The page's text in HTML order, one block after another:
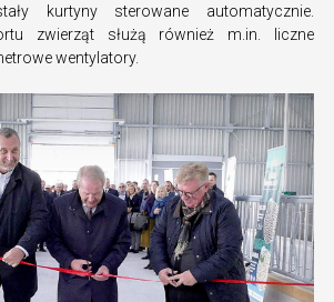
kurtyny sterowane automatycznie.
zwierząt służą również m.in. liczne
wentylatory.